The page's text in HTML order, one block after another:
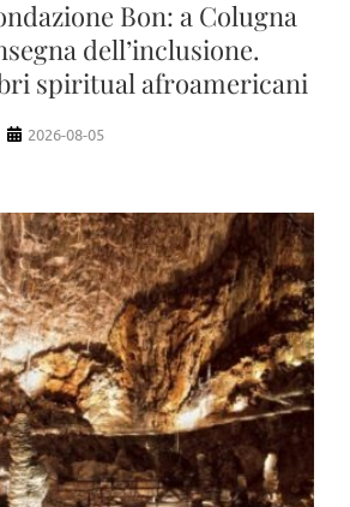
Bon: a Colugna
dell’inclusione.
spiritual afroamericani
2026-08-05